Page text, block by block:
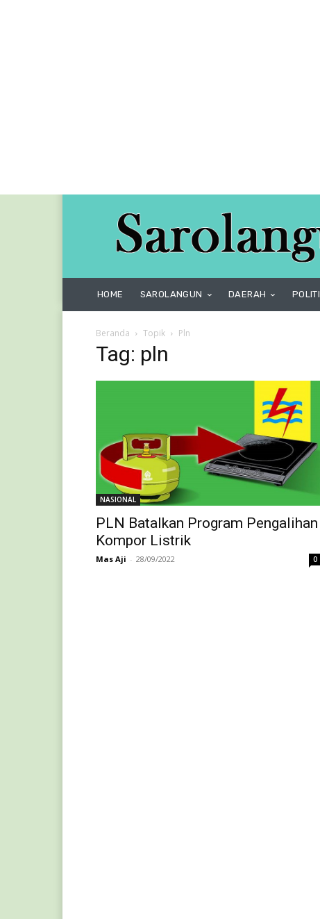
HOME SAROLANGUN DAERAH
Beranda Topik Pln
Tag: pln
NASIONAL
PLN Batalkan Program Pengalihan
Kompor Listrik
Mas Aji - 28/09/2022 0